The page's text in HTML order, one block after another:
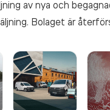
av nya och
Bolaget är
100 procent
i Sundsvall och